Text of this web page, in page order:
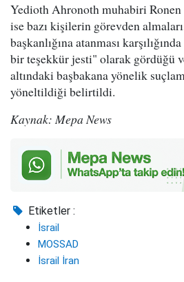
Yedioth Ahronoth muhabiri Ronen
ise bazı kişilerin görevden
başkanlığına atanması
bir teşekkür jesti" olarak gördüğü
altındaki başbakana yönelik
yöneltildiği belirtildi.
Kaynak: Mepa News
Etiketler :
İsrail
MOSSAD
İsrail İran